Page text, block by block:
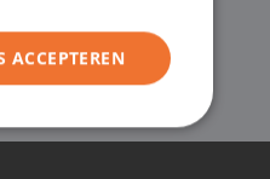
ACCEPTEREN